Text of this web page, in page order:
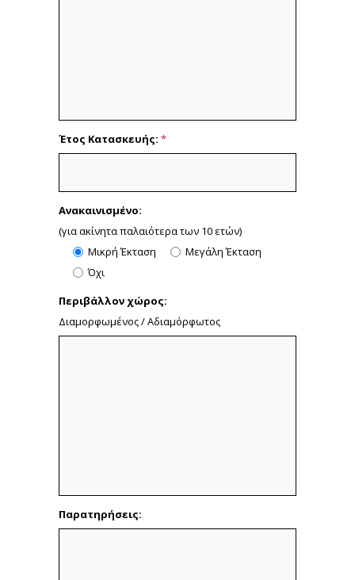
Έτος Κατασκευής: *
Ανακαινισμένο:
(για ακίνητα παλαιότερα των 10 ετών)
Μικρή Έκταση
Μεγάλη Έκταση
Όχι
Περιβάλλον χώρος:
Διαμορφωμένος / Αδιαμόρφωτος
Παρατηρήσεις: